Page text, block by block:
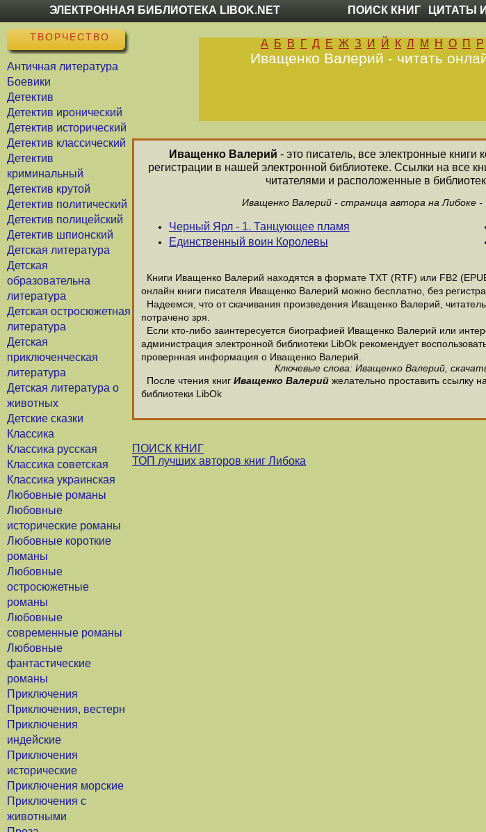
ЭЛЕКТРОННАЯ БИБЛИОТЕКА LIBOK.NET ПОИСК КНИГ ЦИТАТЫ
ТВОРЧЕСТВО
Античная литература
Боевики
Детектив
Детектив иронический
Детектив исторический
Детектив классический
Детектив
криминальный
Детектив крутой
Детектив политический
Детектив полицейский
Детектив шпионский
Детская литература
Детская
образовательна
литература
Детская остросюжетная
литература
Детская
приключенческая
литература
Детская литература о
животных
Детские сказки
Классика
Классика русская
Классика советская
Классика украинская
Любовные романы
Любовные
исторические романы
Любовные короткие
романы
Любовные
остросюжетные
романы
Любовные
современные романы
Любовные
фантастические
романы
Приключения
Приключения, вестерн
Приключения
индейские
Приключения
исторические
Приключения морские
Приключения с
животными
А Б В Г Д Е Ж З И Й К Л М Н О П Р
Иващенко Валерий - читать
Иващенко Валерий - это писатель, все электронные книги
регистрации в нашей электронной библиотеке. Ссылки на
читателями и расположенные в
Иващенко Валерий - страница автора на Либоке
Черный Ярл - 1. Танцующее пламя
Единственный воин Королевы
Книги Иващенко Валерий находятся в формате ТХТ (RTF) или FB2
онлайн книги писателя Иващенко Валерий можно бесплатно, без
Надеемся, что от скачивания произведения Иващенко Валерий,
потрачено зря.
Если кто-либо заинтересуется биографией Иващенко Валерий или
администрация электронной библиотеки LibOk рекомендует
провернная информация о Иващенко Валерий.
Ключевые слова: Иващенко Валерий,
После чтения книг Иващенко Валерий желательно проставить ссылку
библиотеки LibOk
ПОИСК КНИГ
ТОП лучших авторов книг Либока